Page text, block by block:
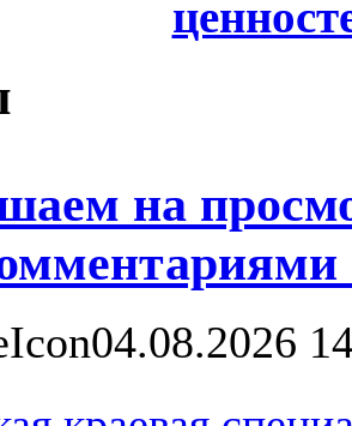
на
04.08.2026